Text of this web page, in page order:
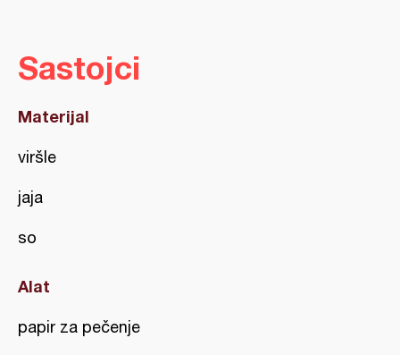
Sastojci
Materijal
viršle
jaja
so
Alat
papir za pečenje